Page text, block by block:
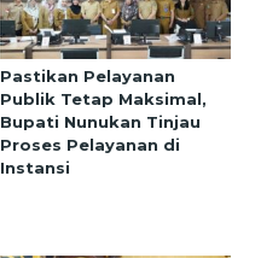
Pastikan Pelayanan
Publik Tetap Maksimal,
Bupati Nunukan Tinjau
Proses Pelayanan di
Instansi